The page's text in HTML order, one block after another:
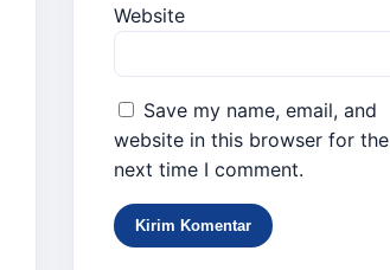
Website
Save my name, email, and
website in this browser for the
next time I comment.